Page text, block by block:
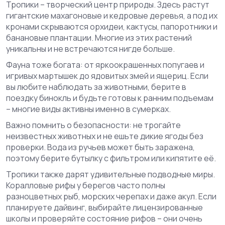
Тропики – творческий центр природы. Здесь растут
гигантские махагоновые и кедровые деревья, а под их
кронами скрываются орхидеи, кактусы, папоротники и
банановые плантации. Многие из этих растений
уникальны и не встречаются нигде больше.
Фауна тоже богата: от яркоокрашенных попугаев и
игривых мартышек до ядовитых змей и ящериц. Если
вы любите наблюдать за животными, берите в
поездку бинокль и будьте готовы к ранним подъемам
– многие виды активны именно в сумерках.
Важно помнить о безопасности: не трогайте
неизвестных животных и не ешьте дикие ягоды без
проверки. Вода из ручьев может быть заражена,
поэтому берите бутылку с фильтром или кипятите её.
Тропики также дарят удивительные подводные миры.
Коралловые рифы у берегов часто полны
разноцветных рыб, морских черепах и даже акул. Если
планируете дайвинг, выбирайте лицензированные
школы и проверяйте состояние рифов – они очень